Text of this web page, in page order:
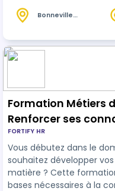
Bonneville
Formation Métiers
Renforcer ses
(1J)
FORTIFY HR
Vous débutez dans le
souhaitez développer
matière ? Cette formation vous donnera les
bases nécessaires à la